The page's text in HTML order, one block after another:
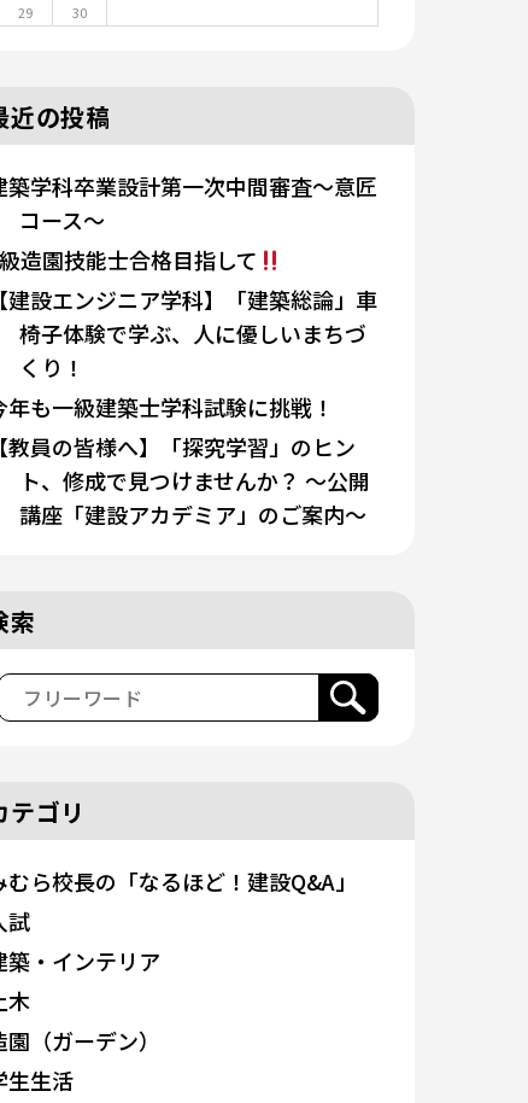
29
30
近の投稿
築学科卒業設計第一次中間審査～意匠
コース～
造園技能士合格目指して
【建設エンジニア学科】「建築総論」車
椅子体験で学ぶ、人に優しいまちづ
くり！
年も一級建築士学科試験に挑戦！
【教員の皆様へ】「探究学習」のヒン
ト、修成で見つけませんか？ 〜公開
講座「建設アカデミア」のご案内〜
索
テゴリ
むら校長の「なるほど！建設Q&A」
試
築・インテリア
木
園（ガーデン）
生生活